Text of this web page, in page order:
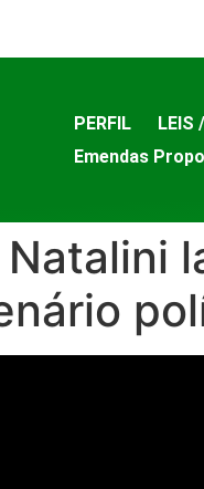
PERFIL LEIS
Emendas